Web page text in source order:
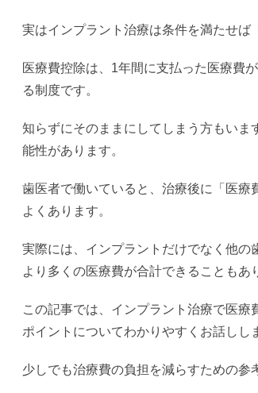
実はインプラント治療は条件を満たせば
医療費控除は、1年間に支払った医療費
る制度です。
知らずにそのままにしてしまう方もい
能性があります。
歯医者で働いていると、治療後に「医療
よくあります。
実際には、インプラントだけでなく他の
より多くの医療費が合計できることもあ
この記事では、インプラント治療で医
ポイントについてわかりやすくお話しし
少しでも治療費の負担を減らすための参